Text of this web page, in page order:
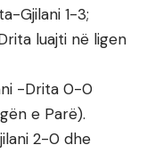
Gjilani 1-3;
luajti në ligen
-Drita 0-0
e Parë).
2-0 dhe